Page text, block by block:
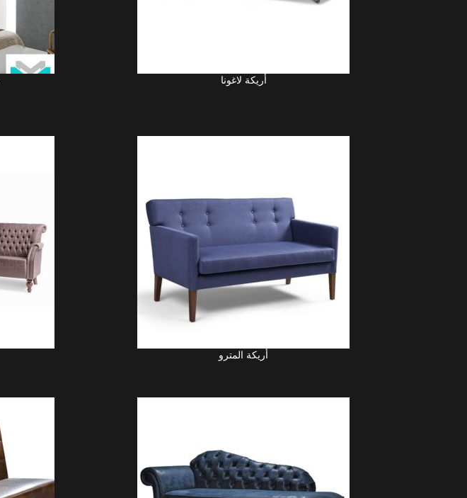
أريكة لاغونا
أريكة المترو